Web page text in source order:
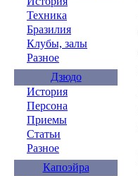
Техника
Бразилия
Клубы, залы
Разное
Дзюдо
История
Персона
Приемы
Статьи
Разное
Капоэйра